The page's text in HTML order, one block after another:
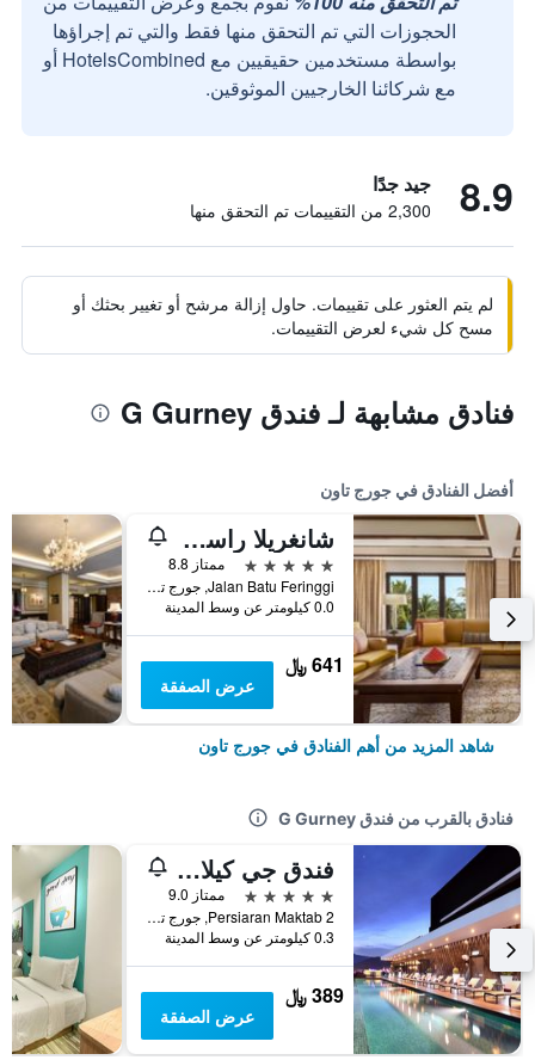
الحجوزات التي تم التحقق منها فقط والتي تم إجراؤها
بواسطة مستخدمين حقيقيين مع HotelsCombined أو
مع شركائنا الخارجيين الموثوقين.
8.9 جيد جدًا
2,300 من التقييمات تم التحقق منها
لم يتم العثور على تقييمات. حاول إزالة مرشح أو تغيير بحثك أو
مسح كل شيء لعرض التقييمات.
فنادق مشابهة لـ فندق G Gurney
أفضل الفنادق في جورج تاون
شانغريلا راسا سايانغ، بينانغ
5 نجوم
ممتاز 8.8
Jalan Batu Feringgi, جورج تاون, ماليزيا
0.0 كيلومتر عن وسط المدينة
641 ﷼
عرض الصفقة
شاهد المزيد من أهم الفنادق في جورج تاون
فنادق بالقرب من فندق G Gurney
فندق جي كيلاوي
5 نجوم
ممتاز 9.0
2 Persiaran Maktab, جورج تاون, ماليزيا
0.3 كيلومتر عن وسط المدينة
389 ﷼
عرض الصفقة